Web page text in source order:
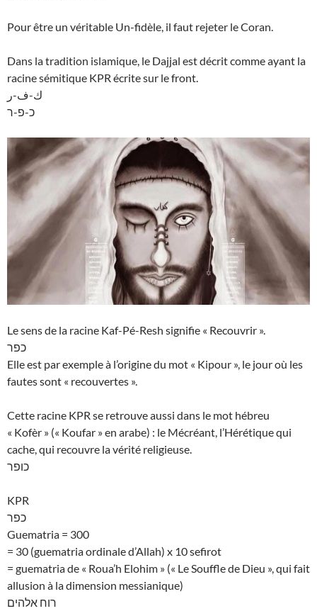
Pour être un véritable Un-fidèle, il faut rejeter le Coran.
Dans la tradition islamique, le Dajjal est décrit comme ayant la
racine sémitique KPR écrite sur le front.
ك-ف-ر
כ-פ-ר
Le sens de la racine Kaf-Pé-Resh signifie « Recouvrir ».
כפר
Elle est par exemple à l’origine du mot « Kipour », le jour où les
fautes sont « recouvertes ».
Cette racine KPR se retrouve aussi dans le mot hébreu
« Kofèr » (« Koufar » en arabe) : le Mécréant, l’Hérétique qui
cache, qui recouvre la vérité religieuse.
כופר
KPR
כפר
Guematria = 300
= 30 (guematria ordinale d’Allah) x 10 sefirot
= guematria de « Roua’h Elohim » (« Le Souffle de Dieu », qui fait
allusion à la dimension messianique)
רוח אלהים